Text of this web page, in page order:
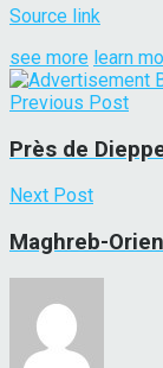
Source link
see more learn
Previous Post
Près de
Next Post
Maghreb-